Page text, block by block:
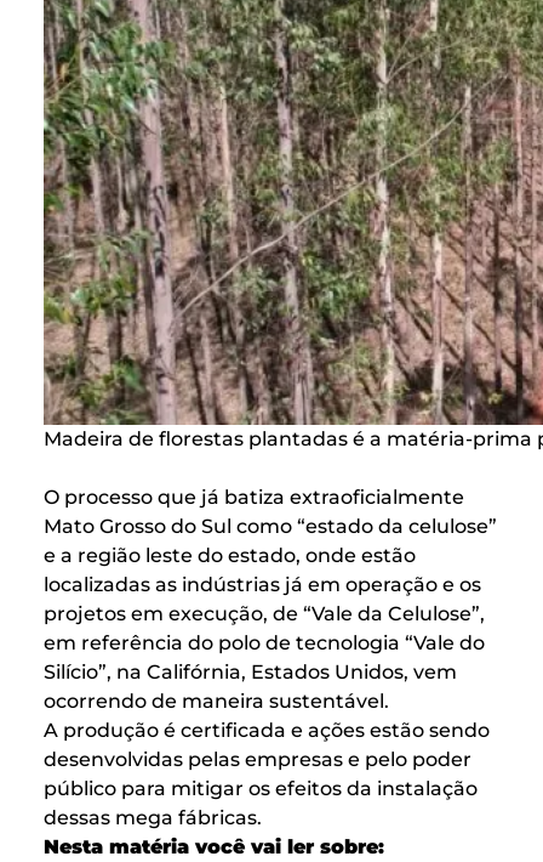
Madeira de florestas plantadas é a matéria-prima
O processo que já batiza extraoficialmente
Mato Grosso do Sul como “estado da celulose”
e a região leste do estado, onde estão
localizadas as indústrias já em operação e os
projetos em execução, de “Vale da Celulose”,
em referência do polo de tecnologia “Vale do
Silício”, na Califórnia, Estados Unidos, vem
ocorrendo de maneira sustentável.
A produção é certificada e ações estão sendo
desenvolvidas pelas empresas e pelo poder
público para mitigar os efeitos da instalação
dessas mega fábricas.
Nesta matéria você vai ler sobre: